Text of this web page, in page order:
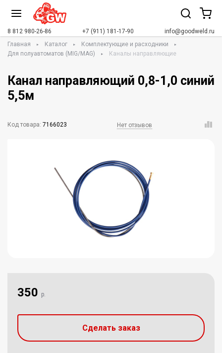
8 812 980-26-86 +7 (911) 181-17-90
info@goodweld.ru
Главная
Каталог
Комплектующие и расходники
Для полуавтоматов (MIG/MAG)
Каналы направляющие
Канал направляющий 0,8-1,0 синий
5,5м
Код товара: 7166023 Нет отзывов
350 р.
Сделать заказ